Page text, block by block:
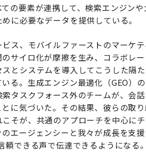
の要素が連携して、検索エンジン
に必要なデータを提供している。
ス、モバイルファーストのマーケ
サイロ化が摩擦を生み、コラボレ
とシステムを導入してこうした隔
る。生成エンジン最適化（GEO）
索タスクフォース外のチームが、会
に気づいた。その結果、彼らの取
そが、共通のアプローチを中心に
エージェンシーと我々が成長を支
頼できる声で伝達できるようになる。